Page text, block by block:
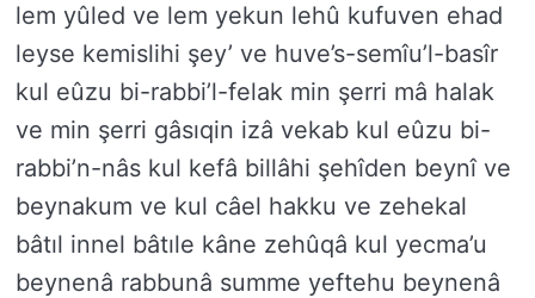
lem yûled ve lem yekun lehû kufuven ehad
leyse kemislihi şey’ ve huve’s-semîu’l-basîr
kul eûzu bi-rabbi’l-felak min şerri mâ halak
ve min şerri gâsıqin izâ vekab kul eûzu bi-
rabbi’n-nâs kul kefâ billâhi şehîden beynî ve
beynakum ve kul câel hakku ve zehekal
bâtıl innel bâtıle kâne zehûqâ kul yecma’u
beynenâ rabbunâ summe yeftehu beynenâ